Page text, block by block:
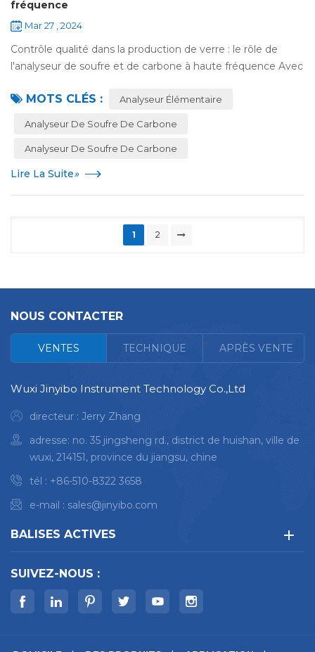
fréquence
Mar 27 , 2024
Contrôle qualité dans la production de verre : le rôle de
l'analyseur de soufre et de carbone à haute fréquence Avec
technologie, le verre, en tant que...
MOTS CLÉS : Analyseur Élémentaire
Analyseur De Soufre De Carbone
Analyseur De Soufre De Carbone
Lire La Suite»
1 2
NOUS CONTACTER
VENTES TECHNIQUE < APRÈS VENTE
Wuxi Jinyibo Instrument Technology Co.,Ltd
directeur : Jerry Zhang
adresse: no. 35 jingsheng rd., district de huishan, ville de
wuxi, 214151, province du jiangsu, chine
tél : +86-510-8322 3658
e-mail : sales@jinyibo.com
BALISES ACTIVES
SUIVEZ-NOUS :